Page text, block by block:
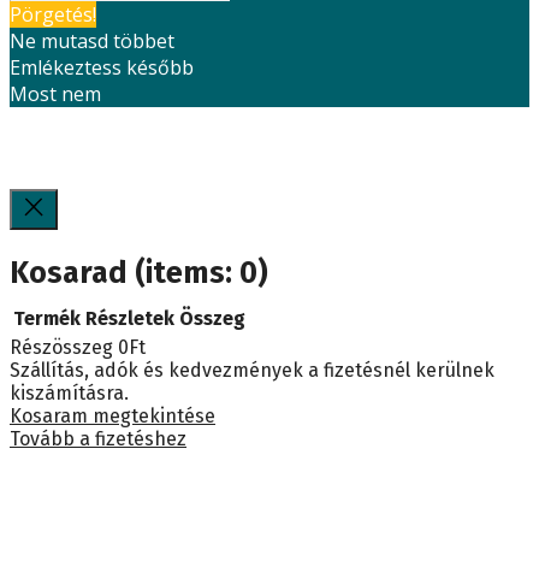
Pörgetés!
Ne mutasd többet
Emlékeztess később
Most nem
Kosarad (items: 0)
Termékek
a
kosárban
Termék Részletek Összeg
Részösszeg 0Ft
Szállítás, adók és kedvezmények a fizetésnél kerülnek
kiszámításra.
Kosaram megtekintése
Tovább a fizetéshez